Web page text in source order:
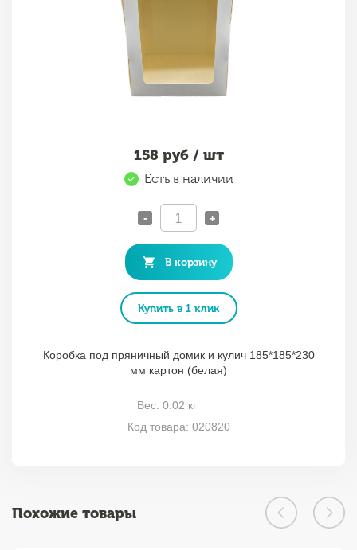
158 руб / шт
Есть в наличии
- +
В корзину
Купить в 1 клик
Коробка под пряничный домик и кулич 185*185*230
мм картон (белая)
Вес: 0.02 кг
Код товара: 020820
Похожие товары